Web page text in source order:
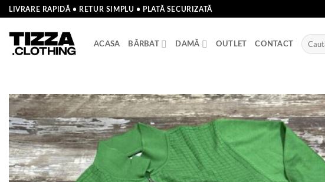
Skip
to
content
LIVRARE RAPIDĂ • RETUR SIMPLU • PLATĂ SECURIZATĂ
ACASA BĂRBAT DAMĂ OUTLET CONTACT
Caută
după: